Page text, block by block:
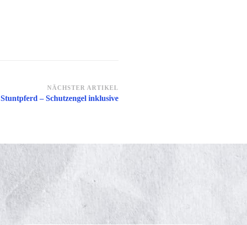
NÄCHSTER ARTIKEL
Stuntpferd – Schutzengel inklusive